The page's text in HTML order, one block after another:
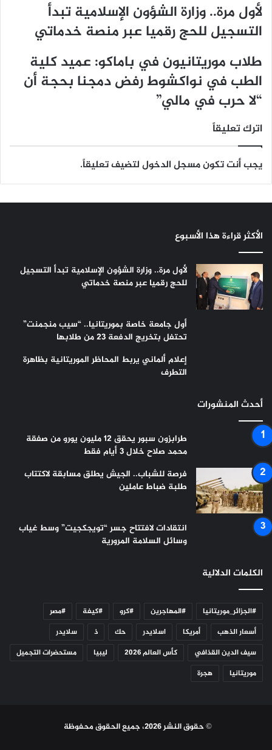
لأول مرة.. وزارة الشؤون الإسلامية تبدأ
التسجيل للحج رقميا عبر منصة خدماتي
طلاب موريتانيون في باماكو: عميد كلية
الطب في نواكشوط رفض دمجنا بحجة أن
“لا حرب في مالي”
اترك تعليقاً
يجب أنت تكونمسجل الدخوللتضيف تعليقاً.
الأكثر قراءة هذا الأسبوع
لأول مرة.. وزارة الشؤون الإسلامية تبدأ التسجيل
للحج رقميا عبر منصة خدماتي
أول جامعة خاصة بموريتانيا.. “سيب منجمنت”
تحتفل بتخريج الدفعة 23 من طلابها
إعلام ألماني يربط المحاظر الموريتانية بظاهرة
التطرف
أحدث المنشورات
طرابزون سبور يحقق 12 مليون يورو من صفقة
محمد صلاح خلال 3 أيام فقط
فرصة للشباب.. الجيش يطلق مسابقة لاكتتاب
طلبة ضباط عاملين
انتقادات لافتتاح جسر “تويجكجيت” وسط غياب
وسائل السلامة المرورية
الكلمات الدلالية
#الجزائر_موريتانيا #المهاجرين #كرو #كيفة
#مصر
أسعار الذهب
أمريكا اسلايدر حك ذ
سلايدر
سيف الدين القذافي
كأس العالم 2026 ليبيا
مستحضرات التجميل
موريتانيا
هجرة
© حقوق النشر 2026، جميع الحقوق محفوظة